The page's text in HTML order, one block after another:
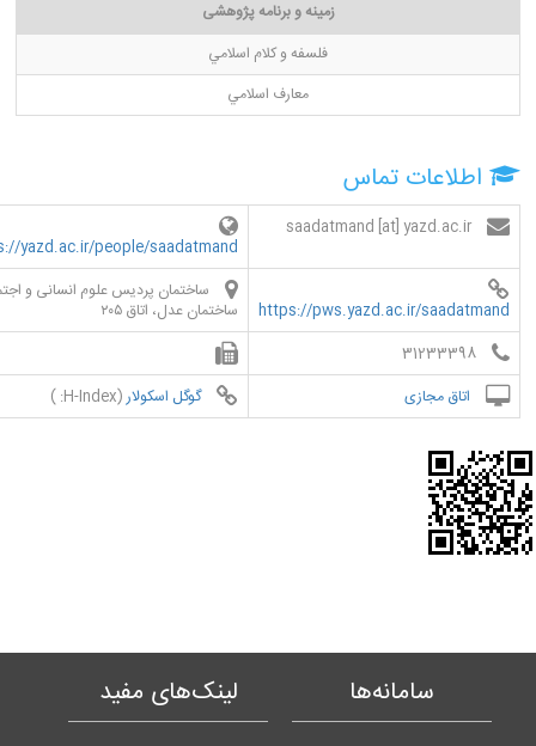
زمینه و برنامه پژوهشی
فلسفه و كلام اسلامي
معارف اسلامي
اطلاعات تماس
yazd.ac.ir/people/saadatmand
https://pws.yazd.ac.ir/saadatmand
ساختمان پردیس علوم انسانی و
ساختمان عدل، اتاق ۲۰۵
31233398
اتاق مجازی
گوگل اسکولار(H-Index: )
سامانه‌ها لینک‌های مفید